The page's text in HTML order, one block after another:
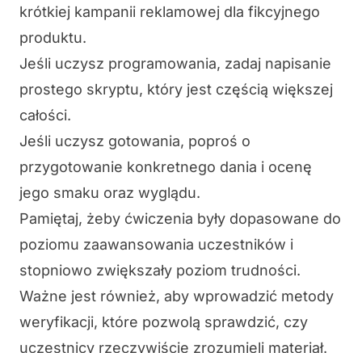
krótkiej kampanii reklamowej dla fikcyjnego
produktu.
Jeśli uczysz programowania, zadaj napisanie
prostego skryptu, który jest częścią większej
całości.
Jeśli uczysz gotowania, poproś o
przygotowanie konkretnego dania i ocenę
jego smaku oraz wyglądu.
Pamiętaj, żeby ćwiczenia były dopasowane do
poziomu zaawansowania uczestników i
stopniowo zwiększały poziom trudności.
Ważne jest również, aby wprowadzić metody
weryfikacji, które pozwolą sprawdzić, czy
uczestnicy rzeczywiście zrozumieli materiał.